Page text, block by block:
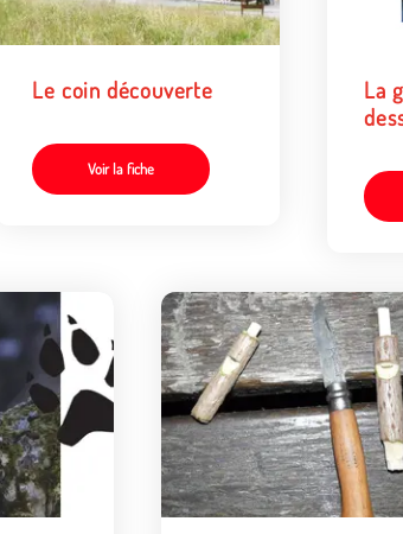
Le coin découverte
Voir la fiche
La